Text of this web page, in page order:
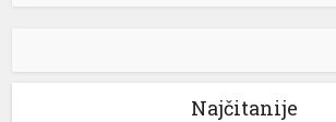
Najčitanije